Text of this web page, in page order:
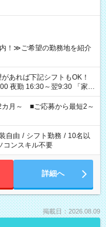
！≫ご希望の勤務地を紹介
16:30～翌9:30 「家族
て夕飯の準備がしたい」
、ご希望を教えてください
合計で週40時間を超える場
カ月～ ■ご応募から最短2～
自由 / シフト勤務 / 10名以
コンスキル不要
詳細へ
掲載日：2026.08.09